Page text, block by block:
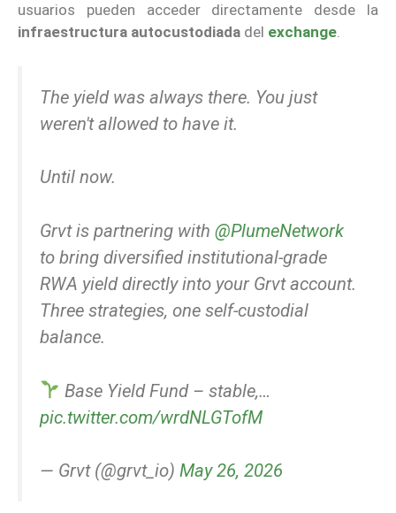
usuarios pueden acceder directamente desde la
infraestructura autocustodiada del exchange.
The yield was always there. You just
weren't allowed to have it.
Until now.
Grvt is partnering with @PlumeNetwork
to bring diversified institutional-grade
RWA yield directly into your Grvt account.
Three strategies, one self-custodial
balance.
Base Yield Fund – stable,…
pic.twitter.com/wrdNLGTofM
— Grvt (@grvt_io) May 26, 2026